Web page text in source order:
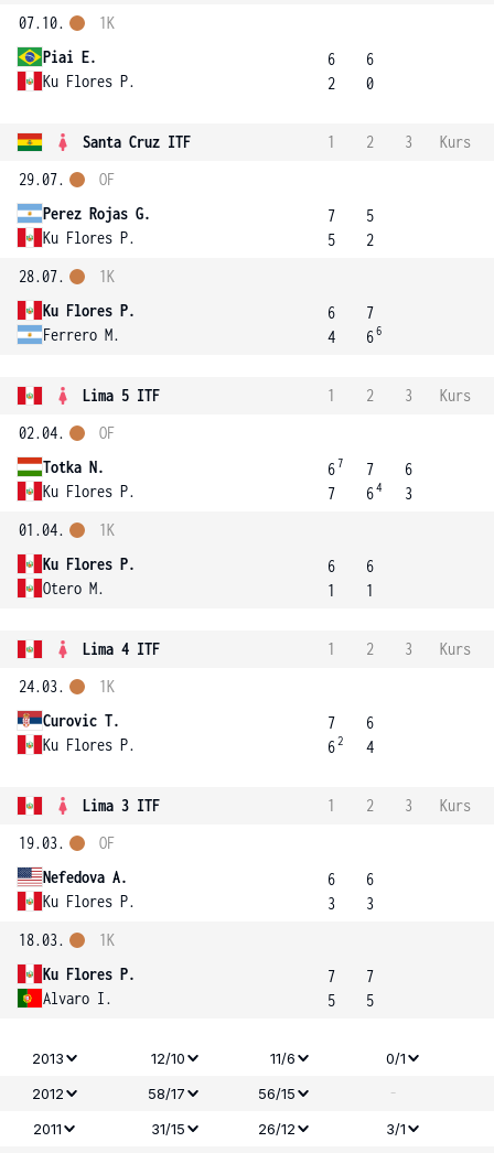
07.10.
Piai E.
Ku Flores P.
1K
6
2
6
0
Santa Cruz ITF 1 2 3
Kurs
29.07.
Perez Rojas G.
Ku Flores P.
OF
7
5
5
2
28.07.
Ku Flores P.
Ferrero M.
1K
6
4
7
66
Lima 5 ITF 1 2 3
Kurs
02.04.
Totka N.
Ku Flores P.
OF
67
7
7
64
6
3
01.04.
Ku Flores P.
Otero M.
1K
6
1
6
1
Lima 4 ITF 1 2 3
Kurs
24.03.
Curovic T.
Ku Flores P.
1K
7
62
6
4
Lima 3 ITF 1 2 3
Kurs
19.03.
Nefedova A.
Ku Flores P.
OF
6
3
6
3
18.03.
Ku Flores P.
Alvaro I.
1K
7
5
7
5
2013 12/10 11/6
0/1
2012
58/17 56/15 -
2011 31/15 26/12
3/1